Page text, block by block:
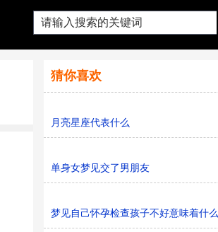
猜你喜欢
月亮星座代表什么
单身女梦见交了男朋友
梦见自己怀孕检查孩子不好意味着什么